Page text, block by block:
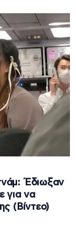
Έδιωξαν
για να
(Βίντεο)